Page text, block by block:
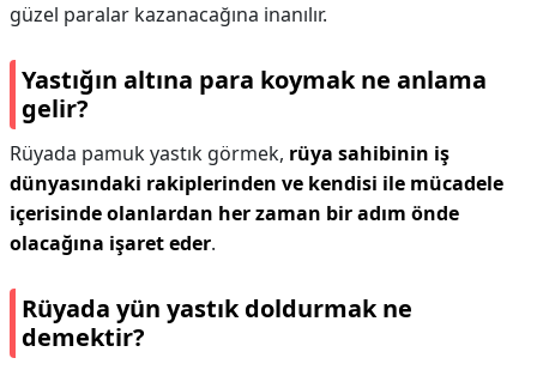
güzel paralar kazanacağına inanılır.
Yastığın altına para koymak ne anlama
gelir?
Rüyada pamuk yastık görmek, rüya sahibinin iş
dünyasındaki rakiplerinden ve kendisi ile mücadele
içerisinde olanlardan her zaman bir adım önde
olacağına işaret eder.
Rüyada yün yastık doldurmak ne
demektir?